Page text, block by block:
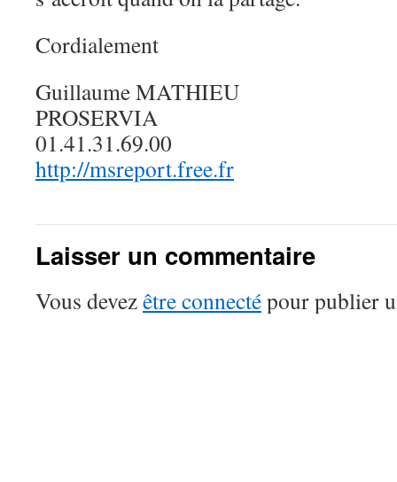
Cordialement
Guillaume MATHIEU
PROSERVIA
01.41.31.69.00
http://msreport.free.fr
Laisser un commentaire
Vous devezêtre connectépour publier